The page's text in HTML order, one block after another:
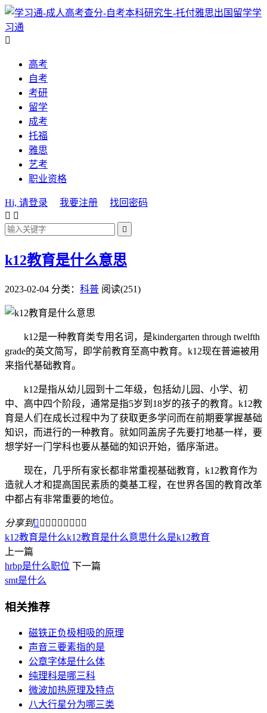
学
习通

高考
自考
考研
留学
成考
托福
雅思
艺考
职业资格
Hi, 请登录 我要注册
找回密码
 

k12教育是什么意思
2023-02-04 分类： 科普 阅读(251)
k12是一种教育类专用名词，是kindergarten through twelfth
grade的英文简写，即学前教育至高中教育。k12现在普遍被用
来指代基础教育。
k12是指从幼儿园到十二年级，包括幼儿园、小学、初
中、高中四个阶段，通常是指5岁到18岁的孩子的教育。k12教
育是人们在成长过程中为了获取更多学问而在前期要掌握基础
知识，而进行的一种教育。就如同盖房子先要打地基一样，要
想学好一门学科也要从基础的知识开始，循序渐进。
现在，几乎所有家长都非常重视基础教育，k12教育作为
造就人才和提高国民素质的奠基工程，在世界各国的教育改革
中都占有非常重要的地位。
分享到        
k12教育是什么k12教育是什么意思什么是k12教育
上一篇
hrbp是什么职位 下一篇
smt是什么
相关推荐
磁铁正负极相吸的原理
声音三要素指的是
公章字体是什么体
纯理科是哪三科
微波加热原理及特点
八大行星分为哪三类